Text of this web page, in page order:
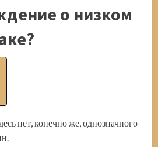
о низком
нет, конечно же, однозначного